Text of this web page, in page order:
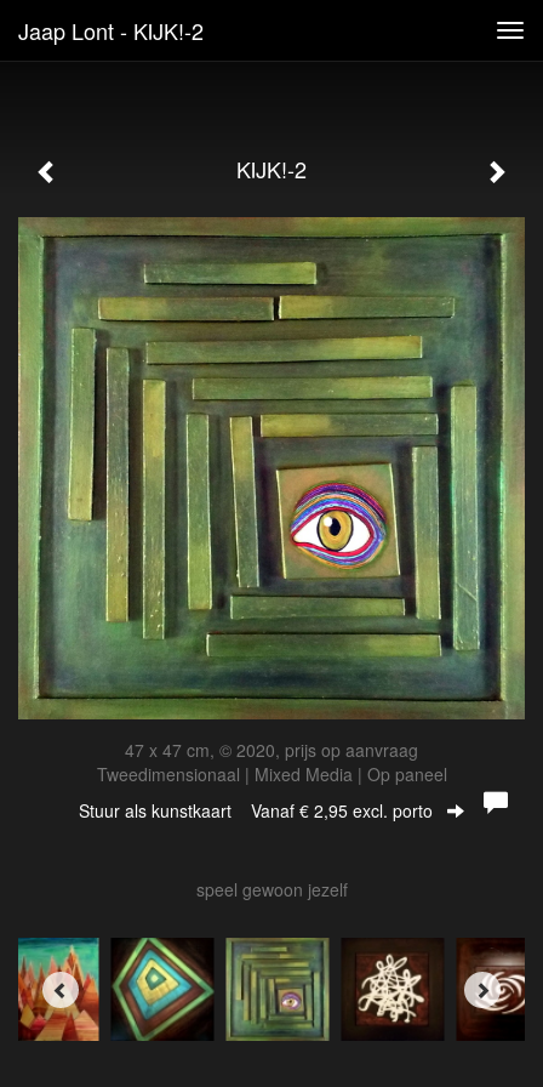
Jaap Lont - KIJK!-2
KIJK!-2
47 x 47 cm, © 2020, prijs op aanvraag
Tweedimensionaal | Mixed Media | Op paneel
Stuur als kunstkaart Vanaf € 2,95 excl. porto
speel gewoon jezelf